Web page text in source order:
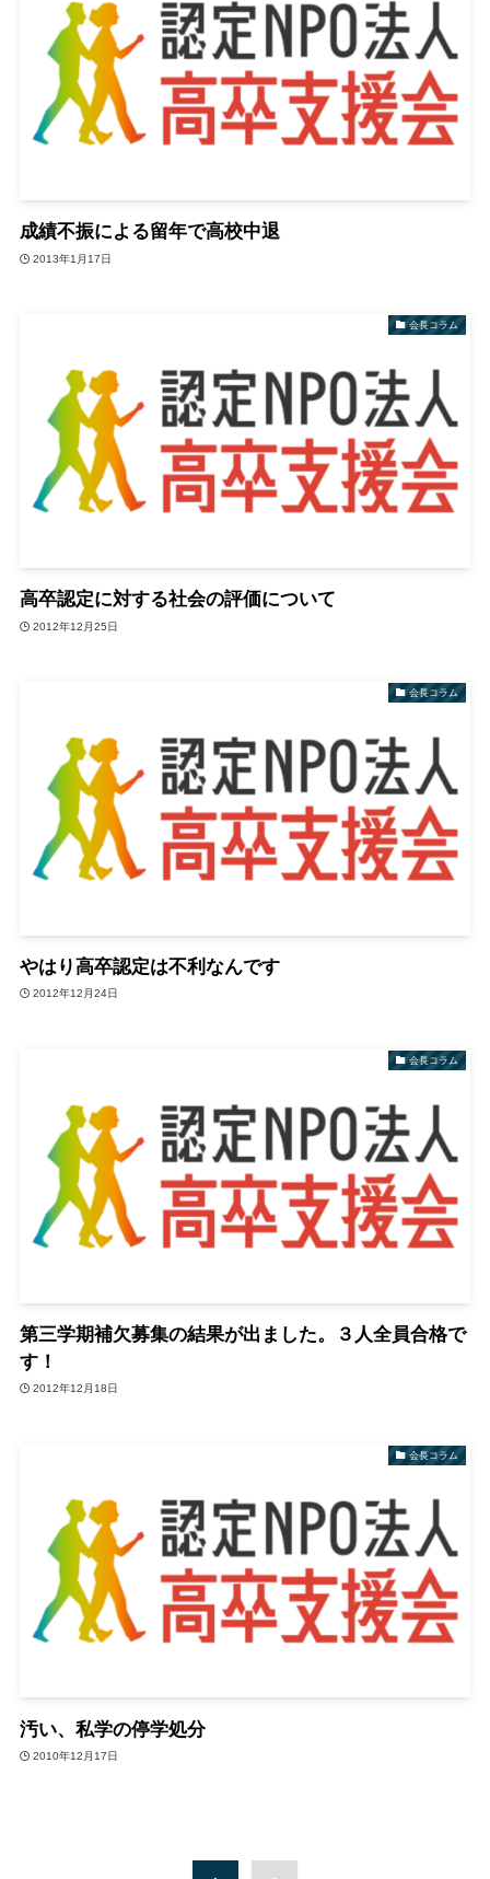
成績不振による留年で高校中退
2013年1月17日
会長コラム
高卒認定に対する社会の評価について
2012年12月25日
会長コラム
やはり高卒認定は不利なんです
2012年12月24日
会長コラム
第三学期補欠募集の結果が出ました。３人全員合格で
す！
2012年12月18日
会長コラム
汚い、私学の停学処分
2010年12月17日